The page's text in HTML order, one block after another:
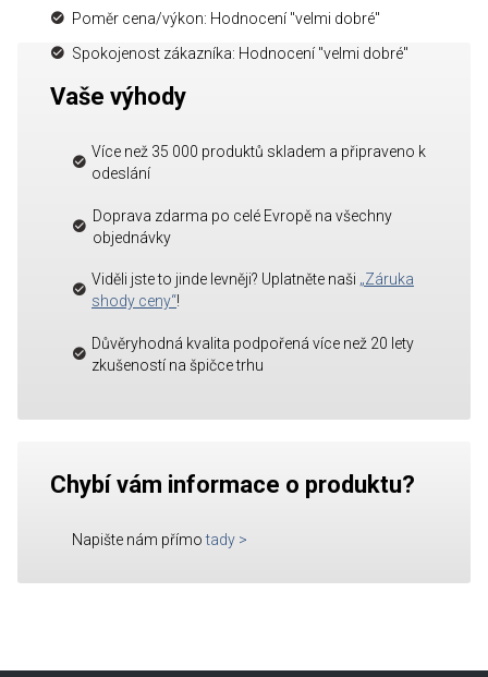
Poměr cena/výkon: Hodnocení "velmi dobré"
Spokojenost zákazníka: Hodnocení "velmi dobré"
Vaše výhody
Více než 35 000 produktů skladem a připraveno k
odeslání
Doprava zdarma po celé Evropě na všechny
objednávky
Viděli jste to jinde levněji? Uplatněte naši „Záruka
shody ceny“!
Důvěryhodná kvalita podpořená více než 20 lety
zkušeností na špičce trhu
Chybí vám informace o produktu?
Napište nám přímo tady >